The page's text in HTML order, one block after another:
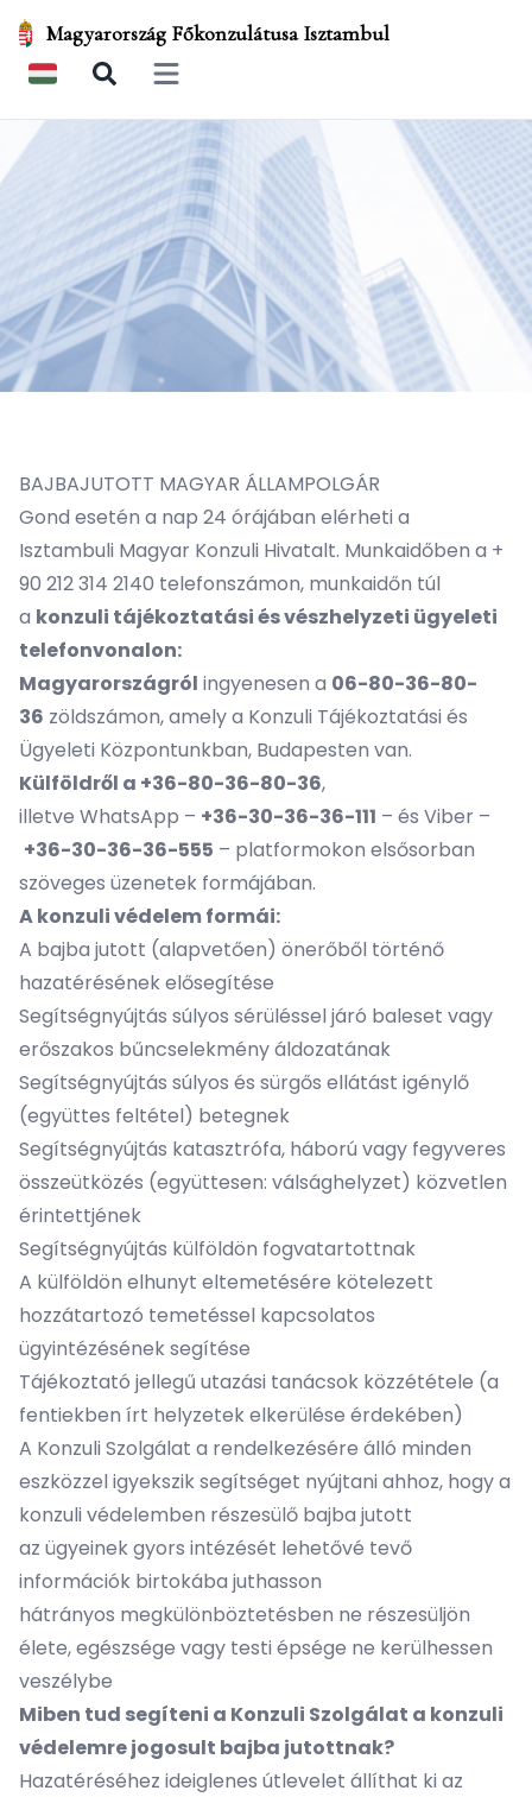
Magyarország Főkonzulátusa Isztambul
Open main menu
BAJBAJUTOTT MAGYAR ÁLLAMPOLGÁR
Gond esetén a nap 24 órájában elérheti a
Isztambuli Magyar Konzuli Hivatalt. Munkaidőben a +
90 212 314 2140 telefonszámon, munkaidőn túl
a konzuli tájékoztatási és vészhelyzeti ügyeleti
telefonvonalon:
Magyarországról ingyenesen a 06-80-36-80-
36 zöldszámon, amely a Konzuli Tájékoztatási és
Ügyeleti Központunkban, Budapesten van.
Külföldről a +36-80-36-80-36,
illetve WhatsApp – +36-30-36-36-111 – és Viber –
+36-30-36-36-555 – platformokon elsősorban
szöveges üzenetek formájában.
A konzuli védelem formái:
A bajba jutott (alapvetően) önerőből történő
hazatérésének elősegítése
Segítségnyújtás súlyos sérüléssel járó baleset vagy
erőszakos bűncselekmény áldozatának
Segítségnyújtás súlyos és sürgős ellátást igénylő
(együttes feltétel) betegnek
Segítségnyújtás katasztrófa, háború vagy fegyveres
összeütközés (együttesen: válsághelyzet) közvetlen
érintettjének
Segítségnyújtás külföldön fogvatartottnak
A külföldön elhunyt eltemetésére kötelezett
hozzátartozó temetéssel kapcsolatos
ügyintézésének segítése
Tájékoztató jellegű utazási tanácsok közzététele (a
fentiekben írt helyzetek elkerülése érdekében)
A Konzuli Szolgálat a rendelkezésére álló minden
eszközzel igyekszik segítséget nyújtani ahhoz, hogy a
konzuli védelemben részesülő bajba jutott
az ügyeinek gyors intézését lehetővé tevő
információk birtokába juthasson
hátrányos megkülönböztetésben ne részesüljön
élete, egészsége vagy testi épsége ne kerülhessen
veszélybe
Miben tud segíteni a Konzuli Szolgálat a konzuli
védelemre jogosult bajba jutottnak?
Hazatéréséhez ideiglenes útlevelet állíthat ki az